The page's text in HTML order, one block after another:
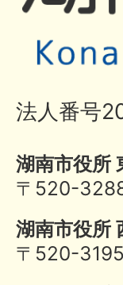
法人番号
湖南市役所
〒520-
湖南市役所
〒520-